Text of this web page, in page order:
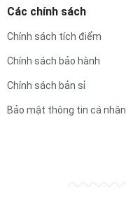
Các chính sách
Chính sách tích điểm
Chính sách bảo hành
Chính sách bản sỉ
Bảo mật thông tin cá nhân